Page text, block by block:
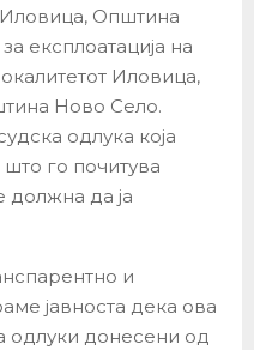
Иловица, Општина
експлоатација на
Иловица,
Ново Село.
одлука која
што го почитува
должна да ја
и
јавноста дека ова
одлуки донесени од